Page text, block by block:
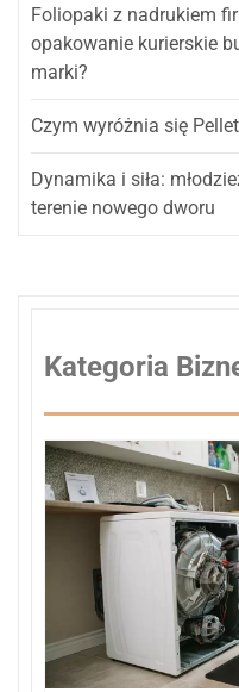
Foliopaki z nadrukiem
opakowanie kurierskie
marki?
Czym wyróżnia się
Dynamika i siła:
terenie nowego dworu
Kategoria